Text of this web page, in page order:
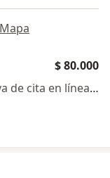
Mapa
$ 80.000
Este especialista no ofrece reserva de cita en línea en esta dirección.